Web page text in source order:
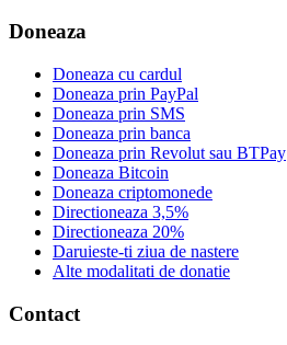
Doneaza
Doneaza cu cardul
Doneaza prin PayPal
Doneaza prin SMS
Doneaza prin banca
Doneaza prin Revolut sau BTPay
Doneaza Bitcoin
Doneaza criptomonede
Directioneaza 3,5%
Directioneaza 20%
Daruieste-ti ziua de nastere
Alte modalitati de donatie
Contact